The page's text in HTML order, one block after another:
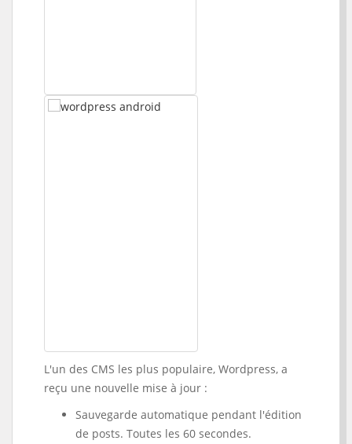
L'un des CMS les plus populaire, Wordpress, a
reçu une nouvelle mise à jour :
Sauvegarde automatique pendant l'édition
de posts. Toutes les 60 secondes.